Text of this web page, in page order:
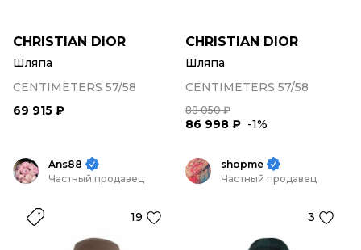
CHRISTIAN DIOR
Шляпа
CENTIMETERS 57/58
69 915 ₽
CHRISTIAN DIOR
Шляпа
CENTIMETERS 57/58
88 050 ₽
86 998 ₽ -1%
Ans88
Частный продавец
19
shopme
Частный продавец
3